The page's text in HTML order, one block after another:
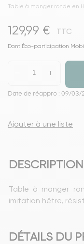
Table à manger ronde en
129,99 € TTC
Dont Éco-participation
Date de réappro : 09/03/
Ajouter à une liste
DESCRIPTION
Table à manger
imitation hêtre,
DÉTAILS DU